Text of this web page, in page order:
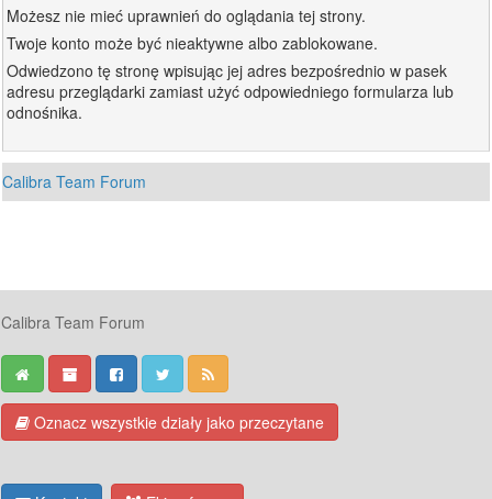
Możesz nie mieć uprawnień do oglądania tej strony.
Twoje konto może być nieaktywne albo zablokowane.
Odwiedzono tę stronę wpisując jej adres bezpośrednio w pasek
adresu przeglądarki zamiast użyć odpowiedniego formularza lub
odnośnika.
Calibra Team Forum
Calibra Team Forum
Oznacz wszystkie działy jako przeczytane